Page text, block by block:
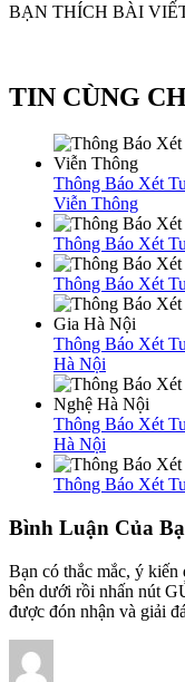
BẠN THÍCH BÀI
TIN CÙNG
Thông Báo Xét
Viễn Thông
Thông Báo Xét
Thông Báo Xét
Thông Báo Xét
Hà Nội
Thông Báo Xét
Hà Nội
Thông Báo Xét
Bình Luận Của
Bạn có thắc mắc, ý
bên dưới rồi nhấn nút
được đón nhận và giải